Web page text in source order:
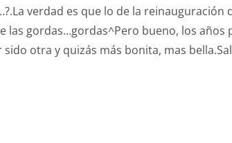
verdad es que lo de la reinauguración
las gordas…gordas^Pero bueno, los años
otra y quizás más bonita, mas